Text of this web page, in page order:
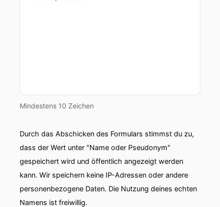
Mindestens 10 Zeichen
Durch das Abschicken des Formulars stimmst du zu,
dass der Wert unter "Name oder Pseudonym"
gespeichert wird und öffentlich angezeigt werden
kann. Wir speichern keine IP-Adressen oder andere
personenbezogene Daten. Die Nutzung deines echten
Namens ist freiwillig.